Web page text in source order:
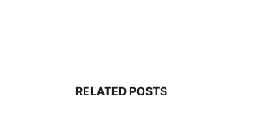
RELATED POSTS